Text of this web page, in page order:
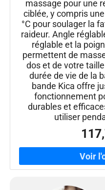
massage pour une
ciblée, y compris
°C pour soulager la
raideur. Angle
réglable et la
permettent de
dos et de votre
durée de vie de la
bande Kica offre
fonctionnement
durables et
utiliser